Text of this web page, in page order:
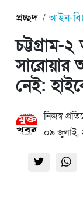
প্রচ্ছদ আইন-
চট্টগ্রাম-
সারোয়ার
নেই:
নিজস্ব
০৯